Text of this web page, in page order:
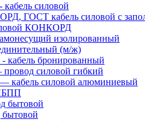
силовой
ГОСТ кабель силовой с
КОНКОРД
изолированный
(м/ж)
бронированный
силовой гибкий
силовой алюминиевый
бытовой